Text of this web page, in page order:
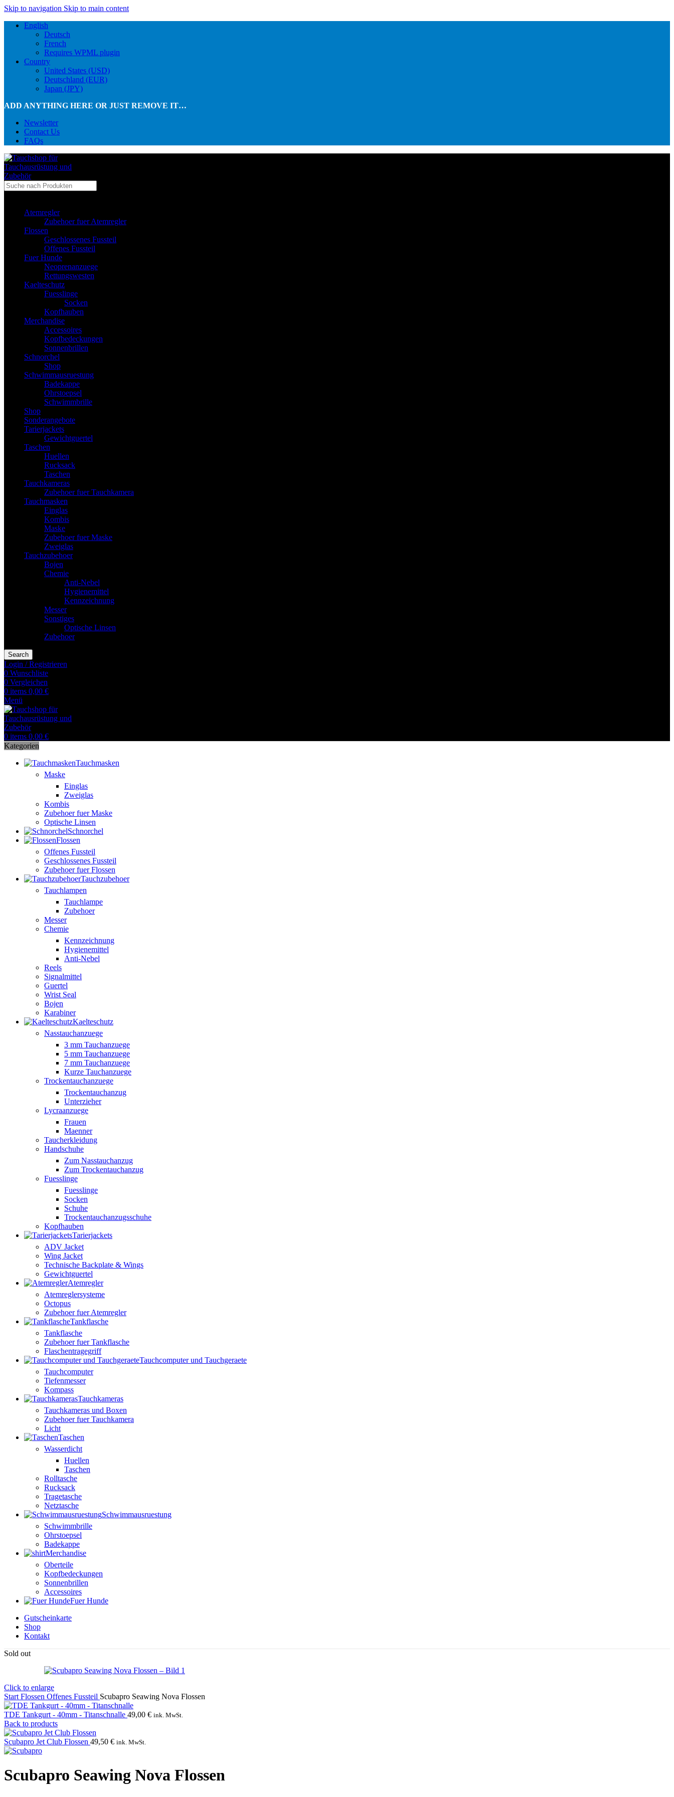
Skip to navigation Skip to main content
English
Deutsch
French
Requires WPML plugin
Country
United States (USD)
Deutschland (EUR)
Japan (JPY)
ADD ANYTHING HERE OR JUST REMOVE IT…
Newsletter
Contact Us
FAQs
Atemregler
Zubehoer fuer Atemregler
Flossen
Geschlossenes Fussteil
Offenes Fussteil
Fuer Hunde
Neoprenanzuege
Rettungswesten
Kaelteschutz
Fuesslinge
Socken
Kopfhauben
Merchandise
Accessoires
Kopfbedeckungen
Sonnenbrillen
Schnorchel
Shop
Schwimmausruestung
Badekappe
Ohrstoepsel
Schwimmbrille
Shop
Sonderangebote
Tarierjackets
Gewichtguertel
Taschen
Huellen
Rucksack
Taschen
Tauchkameras
Zubehoer fuer Tauchkamera
Tauchmasken
Einglas
Kombis
Maske
Zubehoer fuer Maske
Zweiglas
Tauchzubehoer
Bojen
Chemie
Anti-Nebel
Hygienemittel
Kennzeichnung
Messer
Sonstiges
Optische Linsen
Zubehoer
Search
Login / Registrieren
0 Wunschliste
0 Vergleichen
0 items 0,00 €
Menü
0 items 0,00 €
Kategorien
Tauchmasken
Maske
Einglas
Zweiglas
Kombis
Zubehoer fuer Maske
Optische Linsen
Schnorchel
Flossen
Offenes Fussteil
Geschlossenes Fussteil
Zubehoer fuer Flossen
Tauchzubehoer
Tauchlampen
Tauchlampe
Zubehoer
Messer
Chemie
Kennzeichnung
Hygienemittel
Anti-Nebel
Reels
Signalmittel
Guertel
Wrist Seal
Bojen
Karabiner
Kaelteschutz
Nasstauchanzuege
3 mm Tauchanzuege
5 mm Tauchanzuege
7 mm Tauchanzuege
Kurze Tauchanzuege
Trockentauchanzuege
Trockentauchanzug
Unterzieher
Lycraanzuege
Frauen
Maenner
Taucherkleidung
Handschuhe
Zum Nasstauchanzug
Zum Trockentauchanzug
Fuesslinge
Fuesslinge
Socken
Schuhe
Trockentauchanzugsschuhe
Kopfhauben
Tarierjackets
ADV Jacket
Wing Jacket
Technische Backplate & Wings
Gewichtguertel
Atemregler
Atemreglersysteme
Octopus
Zubehoer fuer Atemregler
Tankflasche
Tankflasche
Zubehoer fuer Tankflasche
Flaschentragegriff
Tauchcomputer und Tauchgeraete
Tauchcomputer
Tiefenmesser
Kompass
Tauchkameras
Tauchkameras und Boxen
Zubehoer fuer Tauchkamera
Licht
Taschen
Wasserdicht
Huellen
Taschen
Rolltasche
Rucksack
Tragetasche
Netztasche
Schwimmausruestung
Schwimmbrille
Ohrstoepsel
Badekappe
Merchandise
Oberteile
Kopfbedeckungen
Sonnenbrillen
Accessoires
Fuer Hunde
Gutscheinkarte
Shop
Kontakt
Sold out
Click to enlarge
Start Flossen Offenes Fussteil Scubapro Seawing Nova Flossen
TDE Tankgurt - 40mm - Titanschnalle 49,00 € ink. MwSt.
Back to products
Scubapro Jet Club Flossen 49,50 € ink. MwSt.
Scubapro Seawing Nova Flossen